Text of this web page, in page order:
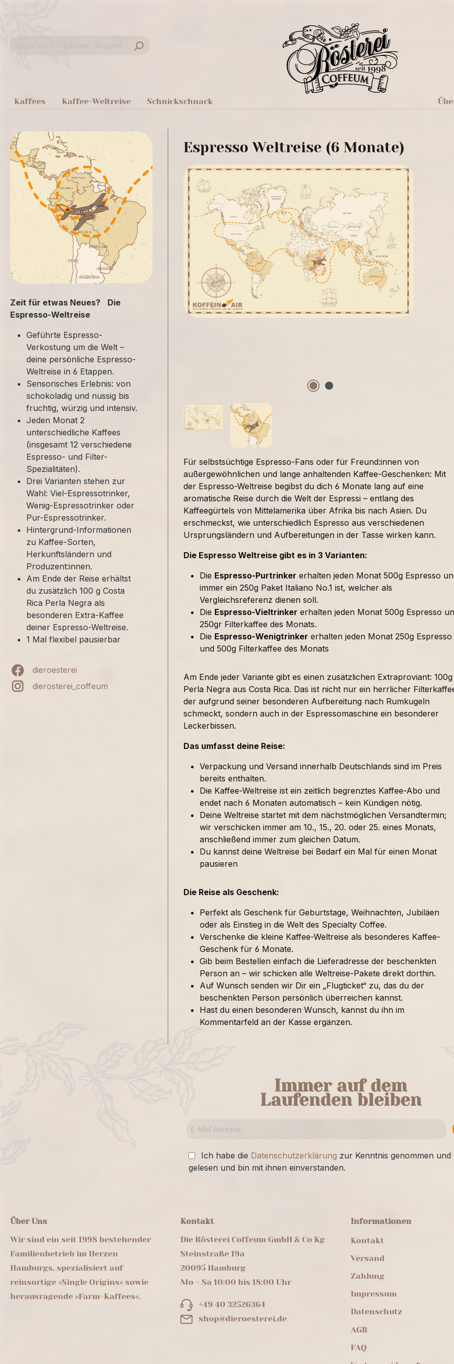
Kaffees Kaffee-Weltreise Schnickschnack
Zeit für etwas Neues? Die
Espresso-Weltreise
Geführte Espresso-
Verkostung um die Welt –
deine persönliche Espresso-
Weltreise in 6 Etappen.
Sensorisches Erlebnis: von
schokoladig und nussig bis
fruchtig, würzig und intensiv.
Jeden Monat 2
unterschiedliche Kaffees
(insgesamt 12 verschiedene
Espresso- und Filter-
Spezialitäten).
Drei Varianten stehen zur
Wahl: Viel-Espressotrinker,
Wenig-Espressotrinker oder
Pur-Espressotrinker.
Hintergrund-Informationen
zu Kaffee-Sorten,
Herkunftsländern und
Produzent:innen.
Am Ende der Reise erhältst
du zusätzlich 100 g Costa
Rica Perla Negra als
besonderen Extra-Kaffee
deiner Espresso-Weltreise.
1 Mal flexibel pausierbar
dieroesterei
dierosterei_coffeum
Espresso Weltreise (6 Monate)
Für selbstsüchtige Espresso-Fans oder für Freund:innen von
außergewöhnlichen und lange anhaltenden Kaffee-Geschenken: Mit
der Espresso-Weltreise begibst du dich 6 Monate lang auf eine
aromatische Reise durch die Welt der Espressi – entlang des
Kaffeegürtels von Mittelamerika über Afrika bis nach Asien. Du
erschmeckst, wie unterschiedlich Espresso aus verschiedenen
Ursprungsländern und Aufbereitungen in der Tasse wirken kann.
Die Espresso Weltreise gibt es in 3 Varianten:
Die Espresso-Purtrinker erhalten jeden Monat 500g Espresso
immer ein 250g Paket Italiano No.1 ist, welcher als
Vergleichsreferenz dienen soll.
Die Espresso-Vieltrinker erhalten jeden Monat 500g Espresso
250gr Filterkaffee des Monats.
Die Espresso-Wenigtrinker erhalten jeden Monat 250g Espresso
und 500g Filterkaffee des Monats
Am Ende jeder Variante gibt es einen zusätzlichen Extraproviant: 100g
Perla Negra aus Costa Rica. Das ist nicht nur ein herrlicher
der aufgrund seiner besonderen Aufbereitung nach Rumkugeln
schmeckt, sondern auch in der Espressomaschine ein besonderer
Leckerbissen.
Das umfasst deine Reise:
Verpackung und Versand innerhalb Deutschlands sind im Preis
bereits enthalten.
Die Kaffee-Weltreise ist ein zeitlich begrenztes Kaffee-Abo und
endet nach 6 Monaten automatisch – kein Kündigen nötig.
Deine Weltreise startet mit dem nächstmöglichen Versandtermin;
wir verschicken immer am 10., 15., 20. oder 25. eines Monats,
anschließend immer zum gleichen Datum.
Du kannst deine Weltreise bei Bedarf ein Mal für einen Monat
pausieren
Die Reise als Geschenk:
Perfekt als Geschenk für Geburtstage, Weihnachten, Jubiläen
oder als Einstieg in die Welt des Specialty Coffee.
Verschenke die kleine Kaffee-Weltreise als besonderes Kaffee-
Geschenk für 6 Monate.
Gib beim Bestellen einfach die Lieferadresse der beschenkten
Person an – wir schicken alle Weltreise-Pakete direkt dorthin.
Auf Wunsch senden wir Dir ein „Flugticket“ zu, das du der
beschenkten Person persönlich überreichen kannst.
Hast du einen besonderen Wunsch, kannst du ihn im
Kommentarfeld an der Kasse ergänzen.
Immer auf dem
Laufenden bleiben
Ich habe die Datenschutzerklärung zur Kenntnis genommen
gelesen und bin mit ihnen einverstanden.
Über Uns
Wir sind ein seit 1998 bestehender
Familienbetrieb im Herzen
Hamburgs, spezialisiert auf
reinsortige »Single Origins« sowie
herausragende »Farm-Kaffees«.
Kontakt
Die Rösterei Coffeum GmbH & Co Kg
Steinstraße 19a
20095 Hamburg
Mo - Sa 10:00 bis 18:00 Uhr
+49 40 32526364
shop@dieroesterei.de
Informationen
Kontakt
Versand
Zahlung
Impressum
Datenschutz
AGB
FAQ